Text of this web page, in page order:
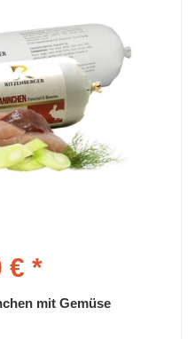
€ *
mit Gemüse